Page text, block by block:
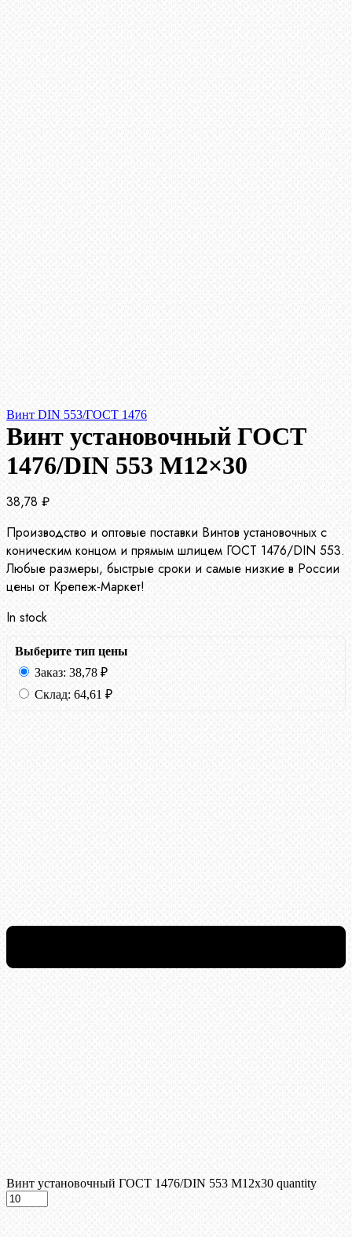
Винт DIN 553/ГОСТ 1476
Винт установочный ГОСТ
1476/DIN 553 М12×30
38,78 ₽
Производство и оптовые поставки Винтов установочных с
коническим концом и прямым шлицем ГОСТ 1476/DIN 553.
Любые размеры, быстрые сроки и самые низкие в России
цены от Крепеж-Маркет!
In stock
Выберите тип цены
Заказ: 38,78 ₽
Склад: 64,61 ₽
Винт установочный ГОСТ 1476/DIN 553 М12x30 quantity